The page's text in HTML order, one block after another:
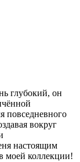
глубокий, он
повседневного
вокруг
настоящим
моей коллекции!